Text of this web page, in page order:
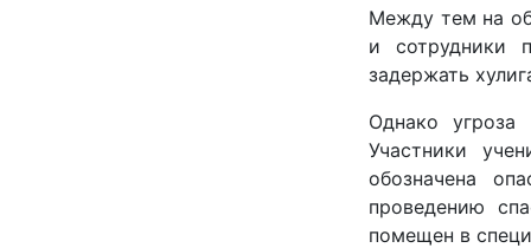
Между тем на
и сотрудники
задержать
Однако
Участники
обозначена
проведению
помещен в